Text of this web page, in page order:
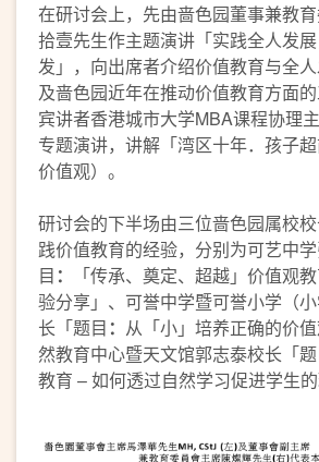
在研讨会上，先由啬色园董事兼教
拾壹先生作主题演讲「实践全人发
发」，向出席者介绍价值教育与全
及啬色园近年在推动价值教育方面
宾讲者香港城市大学MBA课程协理
专题演讲，讲解「湾区十年．孩子
价值观）。
研讨会的下半场由三位啬色园属校
践价值教育的经验，分别为可艺中
目 ：
「传承、奠定、超越」价值观
验分享」、可誉中学暨可誉小学（
长「题目 ： 从「小」培养正确的价
然教育中心暨天文馆郭志泰校长「
教育 – 如何透过自然学习促进学生的